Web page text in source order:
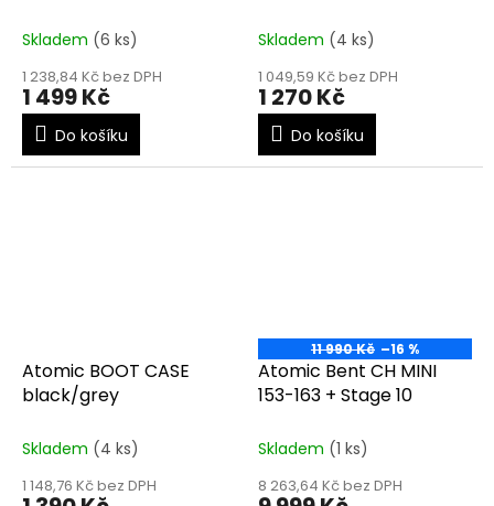
Skladem (6 ks)
1 238,84 Kč bez DPH
1 499 Kč
Do košíku
Skladem (4 ks)
1 049,59 Kč bez DPH
1 270 Kč
Do košíku
Atomic BOOT CASE
black/grey
Skladem (4 ks)
1 148,76 Kč bez DPH
11 990 Kč –16 %
Atomic Bent CH MINI
153-163 + Stage 10
Skladem (1 ks)
8 263,64 Kč bez DPH